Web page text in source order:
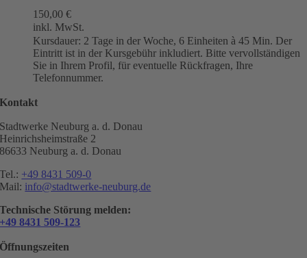
150,00 €
inkl. MwSt.
Kursdauer: 2 Tage in der Woche, 6 Einheiten à 45 Min. Der
Eintritt ist in der Kursgebühr inkludiert. Bitte vervollständigen
Sie in Ihrem Profil, für eventuelle Rückfragen, Ihre
Telefonnummer.
Kontakt
Stadtwerke Neuburg a. d. Donau
Heinrichsheimstraße 2
86633 Neuburg a. d. Donau
Tel.: +49 8431 509-0
Mail: info@stadtwerke-neuburg.de
Technische Störung melden:
+49 8431 509-123
Öffnungszeiten